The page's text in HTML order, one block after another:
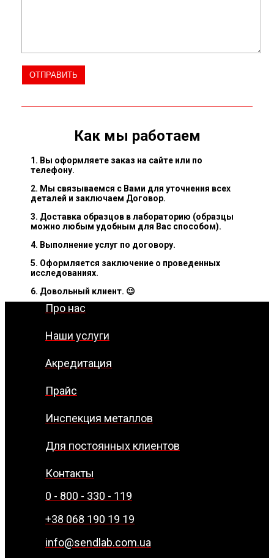
Как мы работаем
1. Вы оформляете заказ на сайте или по
телефону.
2. Мы связываемся с Вами для уточнения всех
деталей и заключаем Договор.
3. Доставка образцов в лабораторию (образцы
можно любым удобным для Вас способом).
4. Выполнение услуг по договору.
5. Оформляется заключение о проведенных
исследованиях.
6. Довольный клиент. 😉
Про нас
Наши услуги
Акредитация
Прайс
Инспекция металлов
Для постоянных клиентов
Контакты
0 - 800 - 330 - 119
+38 068 190 19 19
info@sendlab.com.ua